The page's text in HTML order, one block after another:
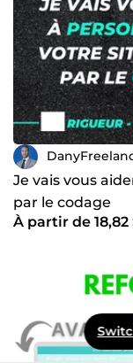
Je vais vous
par le codage
À partir de 18,82